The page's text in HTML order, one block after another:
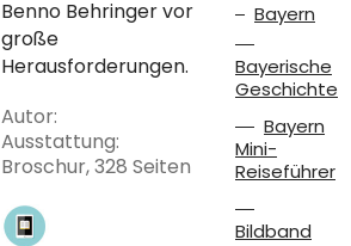
Benno Behringer vor
große
Herausforderungen.
Autor:
Ausstattung:
Broschur, 328 Seiten
Bayern
Bayerische
Geschichte
Bayern
Mini-
Reiseführer
Bildband